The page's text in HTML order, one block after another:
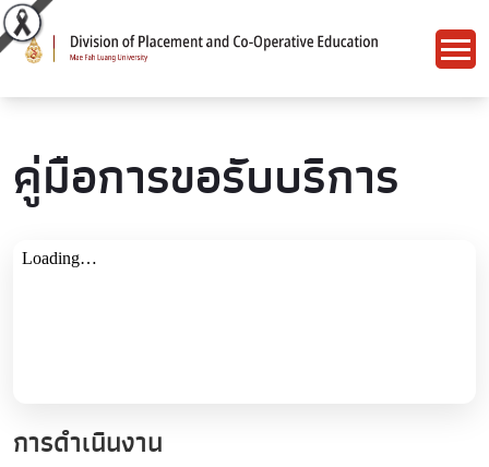
คู่มือการขอรับบริการ
การดำเนินงาน